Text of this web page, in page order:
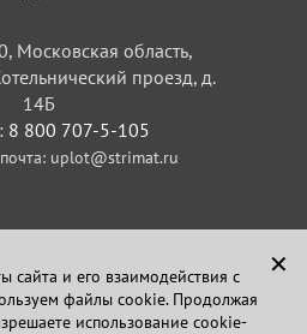
Московская область,
проезд, д.
14Б
8 800 707-5-105
uplot@strimat.ru
вопрос
✕
сайта и его взаимодействия с
файлы cookie. Продолжая
использование cookie-